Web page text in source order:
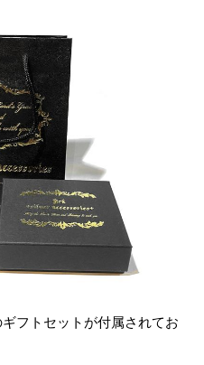
フトセットが付属されてお